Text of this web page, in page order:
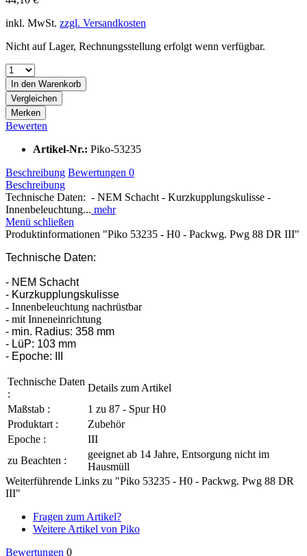
inkl. MwSt. zzgl. Versandkosten
Nicht auf Lager, Rechnungsstellung erfolgt wenn verfügbar.
In den Warenkorb
Vergleichen
Merken
Bewerten
Artikel-Nr.: Piko-53235
Beschreibung Bewertungen 0
Beschreibung
Technische Daten: - NEM Schacht - Kurzkupplungskulisse -
Innenbeleuchtung... mehr
Menü schließen
Produktinformationen "Piko 53235 - H0 - Packwg. Pwg 88 DR III"
Technische Daten:
- NEM Schacht
- Kurzkupplungskulisse
- Innenbeleuchtung nachrüstbar
- mit Inneneinrichtung
- min. Radius: 358 mm
- LüP: 103 mm
- Epoche: III
Technische Daten
:
Details zum Artikel
Maßstab :
1 zu 87 - Spur H0
Produktart :
Zubehör
Epoche :
III
zu Beachten :
geeignet ab 14 Jahre, Entsorgung nicht im
Hausmüll
Weiterführende Links zu "Piko 53235 - H0 - Packwg. Pwg 88 DR
III"
Fragen zum Artikel?
Weitere Artikel von Piko
Bewertungen 0